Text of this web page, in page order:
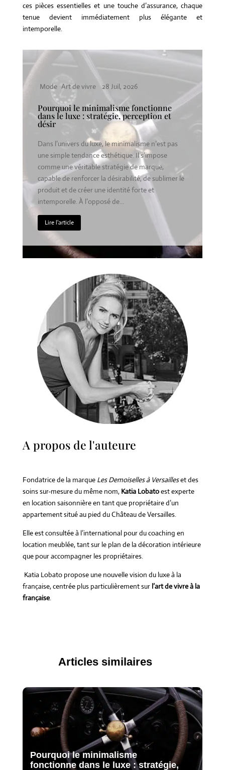
ces pièces essentielles et une touche d’assurance, chaque
tenue devient immédiatement plus élégante et
intemporelle.
Mode Art de vivre 28 Juil, 2026
Pourquoi le minimalisme fonctionne
dans le luxe : stratégie, perception et
désir
Dans l’univers du luxe, le minimalisme n’est pas
une simple tendance esthétique. Il s’impose
comme une véritable stratégie de marque,
capable de renforcer la désirabilité, de sublimer le
produit et de créer une identité forte et
intemporelle. À l’opposé de...
Lire l'article
A propos de l'auteure
Fondatrice de la marque Les Demoiselles à Versailleset des
soins sur-mesure du même nom, Katia Lobatoest experte
en location saisonnière en tant que propriétaire d’un
appartement situé au pied du Château de Versailles.
Elle est consultée à l’international pour du coaching en
location meublée, tant sur le plan de la décoration intérieure
que pour accompagner les propriétaires.
Katia Lobato propose une nouvelle vision du luxe à la
française, centrée plus particulièrement sur l’art de vivre à la
française.
Articles similaires
Pourquoi le minimalisme
fonctionne dans le luxe : stratégie,